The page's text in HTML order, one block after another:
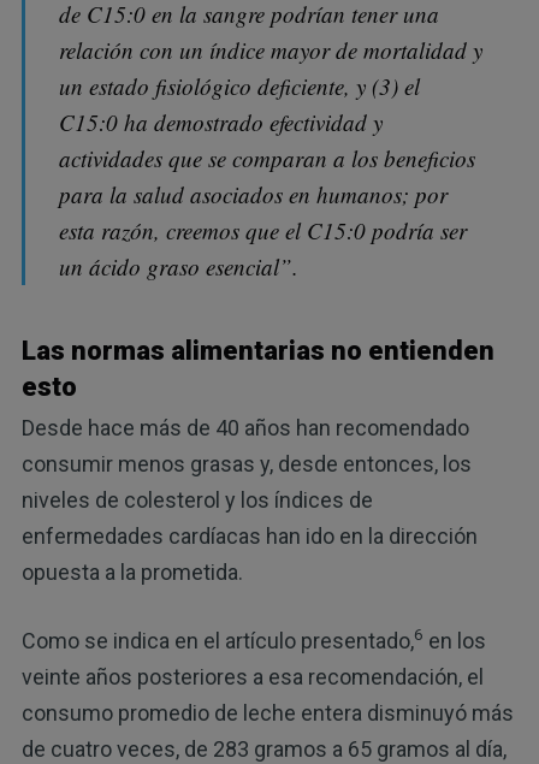
de C15:0 en la sangre podrían tener una
relación con un índice mayor de mortalidad y
un estado fisiológico deficiente, y (3) el
C15:0 ha demostrado efectividad y
actividades que se comparan a los beneficios
para la salud asociados en humanos; por
esta razón, creemos que el C15:0 podría ser
un ácido graso esencial”.
Las normas alimentarias no entienden
esto
Desde hace más de 40 años han recomendado
consumir menos grasas y, desde entonces, los
niveles de colesterol y los índices de
enfermedades cardíacas han ido en la dirección
opuesta a la prometida.
Como se indica en el artículo presentado,6 en los
veinte años posteriores a esa recomendación, el
consumo promedio de leche entera disminuyó más
de cuatro veces, de 283 gramos a 65 gramos al día,